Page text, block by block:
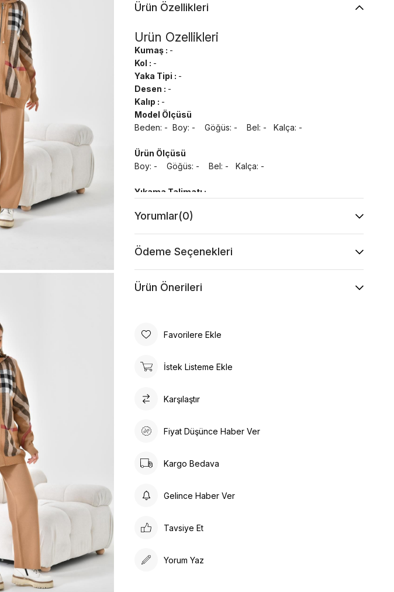
Ürün Özellikleri
Ürün Özellikleri
Kumaş : -
Kol : -
Yaka Tipi : -
Desen : -
Kalıp : -
Model Ölçüsü
Beden: - Boy: - Göğüs: - Bel: - Kalça: -
Ürün Ölçüsü
Boy: - Göğüs: - Bel: - Kalça: -
Yıkama Talimatı :
ile 85F)
Kurutma Makinesinde Kurutulamaz
Kuru Temizleme , Trikloretilen Ayırıçısıyla Az
Çamaşır Suyu Kullanmayınız
Yorumlar(0)
Ödeme Seçenekleri
Ürün Önerileri
Favorilere Ekle
İstek Listeme Ekle
Karşılaştır
Fiyat Düşünce Haber Ver
Kargo Bedava
Gelince Haber Ver
Tavsiye Et
Yorum Yaz